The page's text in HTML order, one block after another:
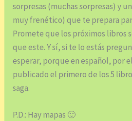
sorpresas (muchas sorpresas) y
muy frenético) que te prepara
Promete que los próximos libros
que este. Y sí, si te lo estás
esperar, porque en español, por
publicado el primero de los 5
saga.
P.D.: Hay mapas 🙂